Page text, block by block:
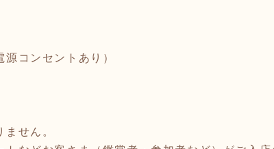
源コンセントあり）
ません。